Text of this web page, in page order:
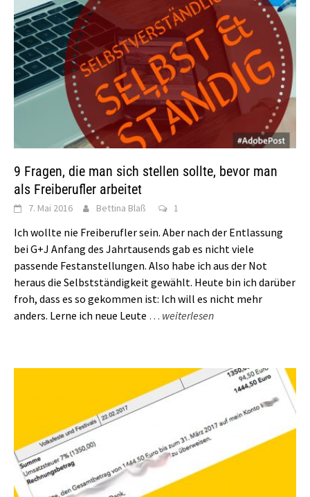
9 Fragen, die man sich stellen sollte, bevor man
als Freiberufler arbeitet
7. Mai 2016 Bettina Blaß 1
Ich wollte nie Freiberufler sein. Aber nach der Entlassung
bei G+J Anfang des Jahrtausends gab es nicht viele
passende Festanstellungen. Also habe ich aus der Not
heraus die Selbstständigkeit gewählt. Heute bin ich darüber
froh, dass es so gekommen ist: Ich will es nicht mehr
anders. Lerne ich neue Leute … weiterlesen